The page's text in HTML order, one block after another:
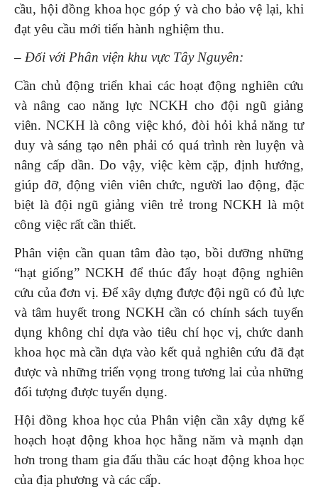
cầu, hội đồng khoa học góp ý và cho bảo vệ lại, khi
đạt yêu cầu mới tiến hành nghiệm thu.
– Đối với Phân viện khu vực Tây Nguyên:
Cần chủ động triển khai các hoạt động nghiên cứu
và nâng cao năng lực NCKH cho đội ngũ giảng
viên. NCKH là công việc khó, đòi hỏi khả năng tư
duy và sáng tạo nên phải có quá trình rèn luyện và
nâng cấp dần. Do vậy, việc kèm cặp, định hướng,
giúp đỡ, động viên viên chức, người lao động, đặc
biệt là đội ngũ giảng viên trẻ trong NCKH là một
công việc rất cần thiết.
Phân viện cần quan tâm đào tạo, bồi dưỡng những
“hạt giống” NCKH để thúc đẩy hoạt động nghiên
cứu của đơn vị. Để xây dựng được đội ngũ có đủ lực
và tâm huyết trong NCKH cần có chính sách tuyển
dụng không chỉ dựa vào tiêu chí học vị, chức danh
khoa học mà cần dựa vào kết quả nghiên cứu đã đạt
được và những triển vọng trong tương lai của những
đối tượng được tuyển dụng.
Hội đồng khoa học của Phân viện cần xây dựng kế
hoạch hoạt động khoa học hằng năm và mạnh dạn
hơn trong tham gia đấu thầu các hoạt động khoa học
của địa phương và các cấp.